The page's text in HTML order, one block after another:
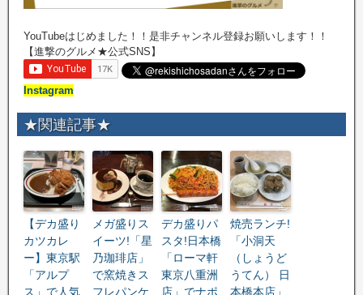
YouTubeはじめました！！是非チャンネル登録お願いします！！
【進撃のグルメ★公式SNS】
Instagram
★関連記事★
【デカ盛り
カツカレ
ー】東京駅
「アルプ
ス」で人気
メガ盛りス
イーツ!「星
乃珈琲店」
で窯焼きス
フレパンケ
デカ盛りパ
スタ!日本橋
「ローマ軒
東京八重洲
店」でナポ
焼売ランチ!
「小洞天
（しょうど
うてん） 日
本橋本店」